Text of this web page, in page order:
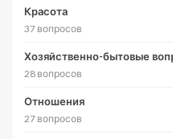
Красота
37 вопросов
Хозяйственно-бытовые
28 вопросов
Отношения
27 вопросов